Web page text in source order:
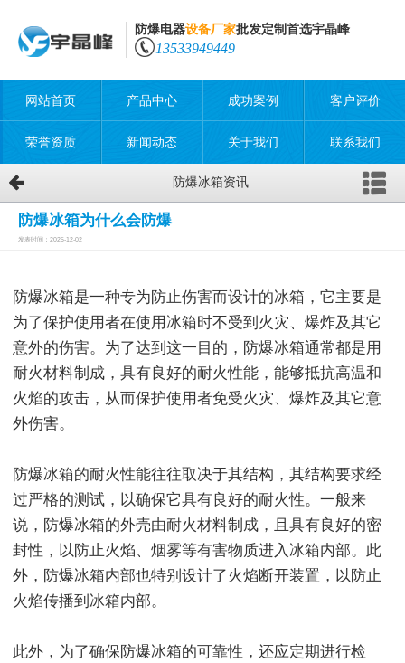
防爆电器设备厂家批发定制首选宇晶峰
13533949449
网站首页 产品中心 成功案例 客户评价
荣誉资质 新闻动态 关于我们 联系我们
防爆冰箱资讯
防爆冰箱为什么会防爆
发表时间：2025-12-02
防爆冰箱是一种专为防止伤害而设计的冰箱，它主要是
为了保护使用者在使用冰箱时不受到火灾、爆炸及其它
意外的伤害。为了达到这一目的，防爆冰箱通常都是用
耐火材料制成，具有良好的耐火性能，能够抵抗高温和
火焰的攻击，从而保护使用者免受火灾、爆炸及其它意
外伤害。
防爆冰箱的耐火性能往往取决于其结构，其结构要求经
过严格的测试，以确保它具有良好的耐火性。一般来
说，防爆冰箱的外壳由耐火材料制成，且具有良好的密
封性，以防止火焰、烟雾等有害物质进入冰箱内部。此
外，防爆冰箱内部也特别设计了火焰断开装置，以防止
火焰传播到冰箱内部。
此外，为了确保防爆冰箱的可靠性，还应定期进行检